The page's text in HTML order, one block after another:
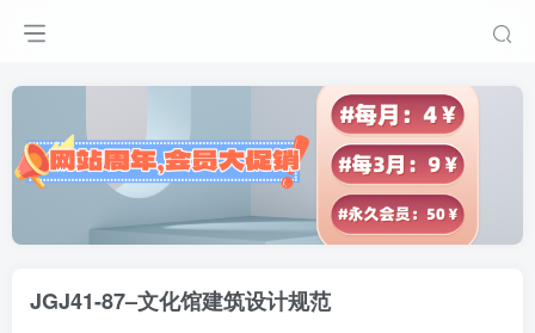
JGJ41-87–文化馆建筑设计规范